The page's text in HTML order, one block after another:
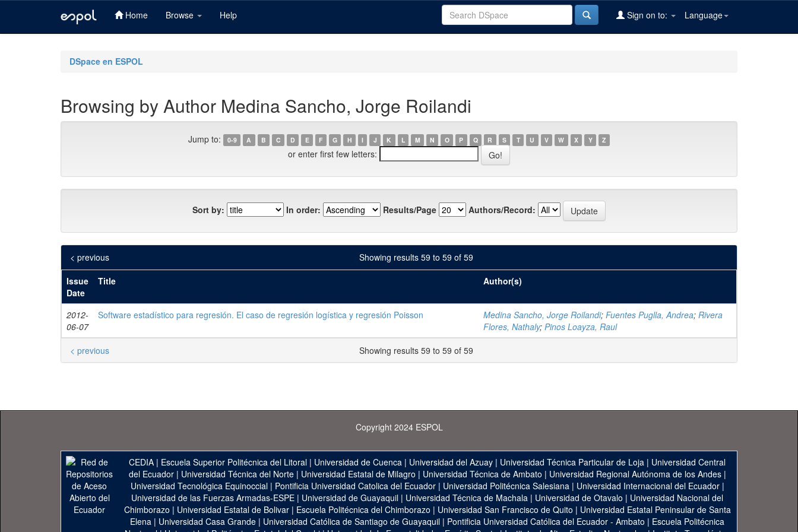
Home Browse Help Language
Sign on to:
DSpace en ESPOL
Browsing by Author Medina Sancho, Jorge Roilandi
Jump to: 0-9 A B C D E F G H I J K L M N O P Q R S T U V W X Y Z
or enter first few letters:
Sort by: In order: Results/Page Authors/Record:
Showing results 59 to 59 of 59
< previous
Issue
Date
Title Author(s)
2012-
06-07
Software estadístico para regresión. El caso de regresión logística y regresión Poisson Medina Sancho, Jorge Roilandi; Fuentes Puglla, Andrea; Rivera
Flores, Nathaly; Pinos Loayza, Raul
Showing results 59 to 59 of 59
< previous
Copyright 2024 ESPOL
CEDIA | Escuela Superior Politécnica del Litoral | Universidad de Cuenca | Universidad del Azuay | Universidad Técnica Particular de Loja | Universidad Central
del Ecuador| Universidad Técnica del Norte| Universidad Estatal de Milagro | Universidad Técnica de Ambato | Universidad Regional Autónoma de los Andes|
Universidad Tecnológica Equinoccial| Pontificia Universidad Catolica del Ecuador| Universidad Politécnica Salesiana| Universidad Internacional del Ecuador|
Universidad de las Fuerzas Armadas-ESPE | Universidad de Guayaquil | Universidad Técnica de Machala | Universidad de Otavalo | Universidad Nacional del
Chimborazo | Universidad Estatal de Bolivar| Escuela Politécnica del Chimborazo | Universidad San Francisco de Quito | Universidad Estatal Peninsular de Santa
Elena | Universidad Casa Grande | Universidad Católica de Santiago de Guayaquil | Pontificia Universidad Católica del Ecuador - Ambato | Escuela Politécnica